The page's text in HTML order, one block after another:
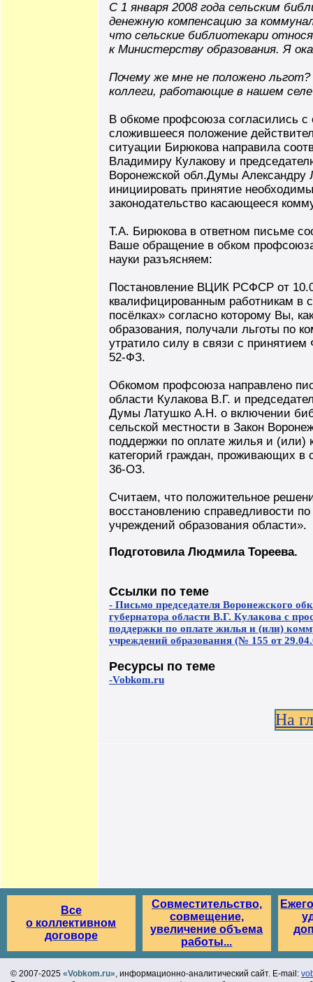
С 1 января 2008 года сельским
денежную компенсацию за
что сельские библиотекари
к Министерству образования. Я
Почему же мне не положено
коллеги, работающие в нашем
В обкоме профсоюза согласились с
сложившееся положение
ситуации Бирюкова направила
Владимиру Кулакову и
Воронежской обл.Думы Александру
инициировать принятие
законодательство касающееся
Т.А. Бирюкова в ответном письме
Ваше обращение в обком
науки разъясняем:
Постановление ВЦИК РСФСР от
квалифицированным работникам в
посёлках» согласно которому Вы,
образования, получали льготы по
утратило силу в связи с принятием
52-ФЗ.
Обкомом профсоюза направлено
области Кулакова В.Г. и
Думы Латушко А.Н. о включении
сельской местности в Закон
поддержки по оплате жилья и (или)
категорий граждан, проживающих в
36-ОЗ.
Считаем, что положительное
восстановлению справедливости
учреждений образования области».
Подготовила Людмила Тореева.
Ссылки по теме
- Письмо председателя Воронежского
губернатора области В.Г. Кулакова с
поддержки по оплате жилья и (или)
учреждений образования (№ 155 от
Ресурсы по теме
-Vobkom.ru
На
Все
о коллективном
договоре
Совместительство,
совмещение,
увеличение объема
работы...
© 2007-2025 «Vobkom.ru», информационно-аналитический сайт. E-mail: